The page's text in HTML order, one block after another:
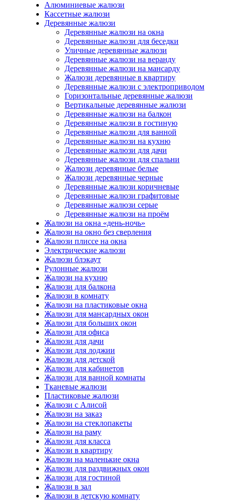
Алюминиевые жалюзи
Кассетные жалюзи
Деревянные жалюзи
Деревянные жалюзи на окна
Деревянные жалюзи для беседки
Уличные деревянные жалюзи
Деревянные жалюзи на веранду
Деревянные жалюзи на мансарду
Жалюзи деревянные в квартиру
Деревянные жалюзи с электроприводом
Горизонтальные деревянные жалюзи
Вертикальные деревянные жалюзи
Деревянные жалюзи на балкон
Деревянные жалюзи в гостиную
Деревянные жалюзи для ванной
Деревянные жалюзи на кухню
Деревянные жалюзи для дачи
Деревянные жалюзи для спальни
Жалюзи деревянные белые
Жалюзи деревянные черные
Деревянные жалюзи коричневые
Деревянные жалюзи графитовые
Деревянные жалюзи серые
Деревянные жалюзи на проём
Жалюзи на окна «день-ночь»
Жалюзи на окно без сверления
Жалюзи плиссе на окна
Электрические жалюзи
Жалюзи блэкаут
Рулонные жалюзи
Жалюзи на кухню
Жалюзи для балкона
Жалюзи в комнату
Жалюзи на пластиковые окна
Жалюзи для мансардных окон
Жалюзи для больших окон
Жалюзи для офиса
Жалюзи для дачи
Жалюзи для лоджии
Жалюзи для детской
Жалюзи для кабинетов
Жалюзи для ванной комнаты
Тканевые жалюзи
Пластиковые жалюзи
Жалюзи с Алисой
Жалюзи на заказ
Жалюзи на стеклопакеты
Жалюзи на раму
Жалюзи для класса
Жалюзи в квартиру
Жалюзи на маленькие окна
Жалюзи для раздвижных окон
Жалюзи для гостиной
Жалюзи в зал
Жалюзи в детскую комнату